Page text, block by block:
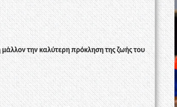
την καλύτερη πρόκληση της ζωής του